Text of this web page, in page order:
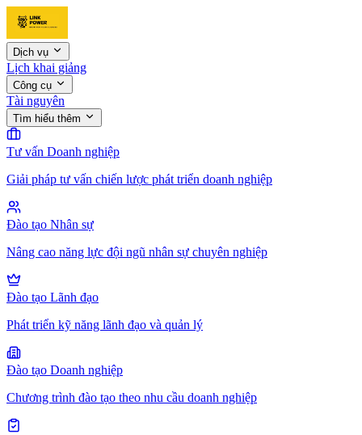
Dịch vụ
Lịch khai giảng
Công cụ
Tài nguyên
Tìm hiểu thêm
Tư vấn Doanh nghiệp
Giải pháp tư vấn chiến lược phát triển doanh nghiệp
Đào tạo Nhân sự
Nâng cao năng lực đội ngũ nhân sự chuyên nghiệp
Đào tạo Lãnh đạo
Phát triển kỹ năng lãnh đạo và quản lý
Đào tạo Doanh nghiệp
Chương trình đào tạo theo nhu cầu doanh nghiệp